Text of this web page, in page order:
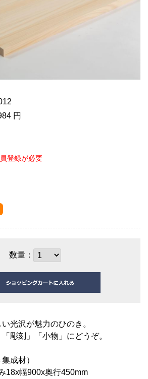
円
登録が必要
数量：
光沢が魅力のひのき。
彫刻」「小物」にどうぞ。
成材）
18x幅900x奥行450mm